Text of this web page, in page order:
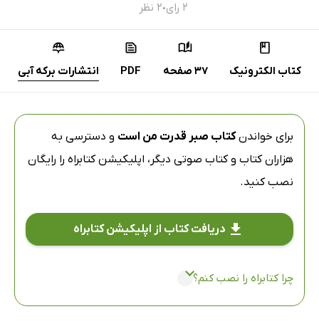
۲ رای ● ۲ نظر
کتاب الکترونیک 37 صفحه PDF انتشارات برکه آبی
برای خواندنکتاب صبر قدرت من است و دسترسی به
هزاران کتاب و کتاب صوتی دیگر، اپلیکیشن کتابراه را رایگان
نصب کنید.
دریافت کتاب از اپلیکیشن کتابراه
چرا کتابراه را نصب کنم؟